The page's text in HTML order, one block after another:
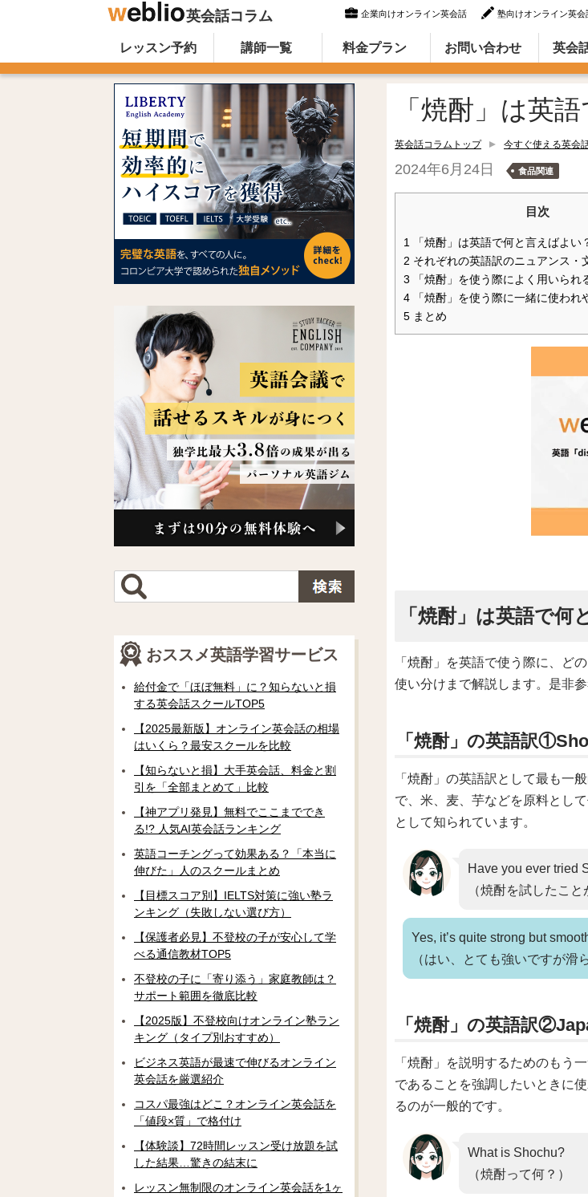
英会話コラム 企業向けオンライン英会話 塾向けオンライン英会
オンライン英会話のWeblio英会話コラム（英語での言い方・英語表現）
Skip to content
レッスン予約 講師一覧 料金プラン お問い合わせ 英会
「焼酎」は英
英会話コラムトップ 今すぐ使える英会
2024年6月24日 食品関連
目次
1 「焼酎」は英語で何と言えばよい
2 それぞれの英語訳のニュアンス・
3 「焼酎」を使う際によく用いられ
4 「焼酎」を使う際に一緒に使われ
5 まとめ
「焼酎」は英語で何
「焼酎」を英語で使う際に、ど
使い分けまで解説します。是非参
「焼酎」の英語訳
「焼酎」の英語訳として最も一
で、米、麦、芋などを原料とし
として知られています。
Have you ever tried
（焼酎を試したこと
Yes, it’s quite strong but
（はい、とても強いですが滑
「焼酎」の英語訳
「焼酎」を説明するためのもう
であることを強調したいときに
るのが一般的です。
What is Shochu?
（焼酎って何？）
おススメ英語学習サービス
給付金で「ほぼ無料」に？知らないと損
する英会話スクールTOP5
【2025最新版】オンライン英会話の相場
はいくら？最安スクールを比較
【知らないと損】大手英会話、料金と割
引を「全部まとめて」比較
【神アプリ発見】無料でここまででき
る!? 人気AI英会話ランキング
英語コーチングって効果ある？「本当に
伸びた」人のスクールまとめ
【目標スコア別】IELTS対策に強い塾ラ
ンキング（失敗しない選び方）
【保護者必見】不登校の子が安心して学
べる通信教材TOP5
不登校の子に「寄り添う」家庭教師は？
サポート範囲を徹底比較
【2025版】不登校向けオンライン塾ラン
キング（タイプ別おすすめ）
ビジネス英語が最速で伸びるオンライン
英会話を厳選紹介
コスパ最強はどこ？オンライン英会話を
「値段×質」で格付け
【体験談】72時間レッスン受け放題を試
した結果…驚きの結末に
レッスン無制限のオンライン英会話を1ヶ